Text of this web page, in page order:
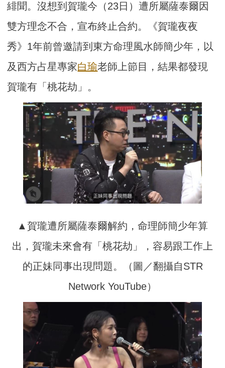
緋聞。沒想到賀瓏今（23日）遭所屬薩泰爾因
雙方理念不合，宣布終止合約。《賀瓏夜夜
秀》1年前曾邀請到東方命理風水師簡少年，以
及西方占星專家白瑜老師上節目，結果都發現
賀瓏有「桃花劫」。
▲賀瓏遭所屬薩泰爾解約，命理師簡少年算
出，賀瓏未來會有「桃花劫」，容易跟工作上
的正妹同事出現問題。（圖／翻攝自STR
Network YouTube）